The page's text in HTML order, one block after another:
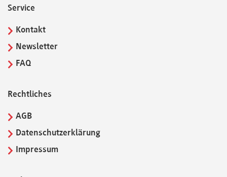
Service
Kontakt
Newsletter
FAQ
Rechtliches
AGB
Datenschutzerklärung
Impressum